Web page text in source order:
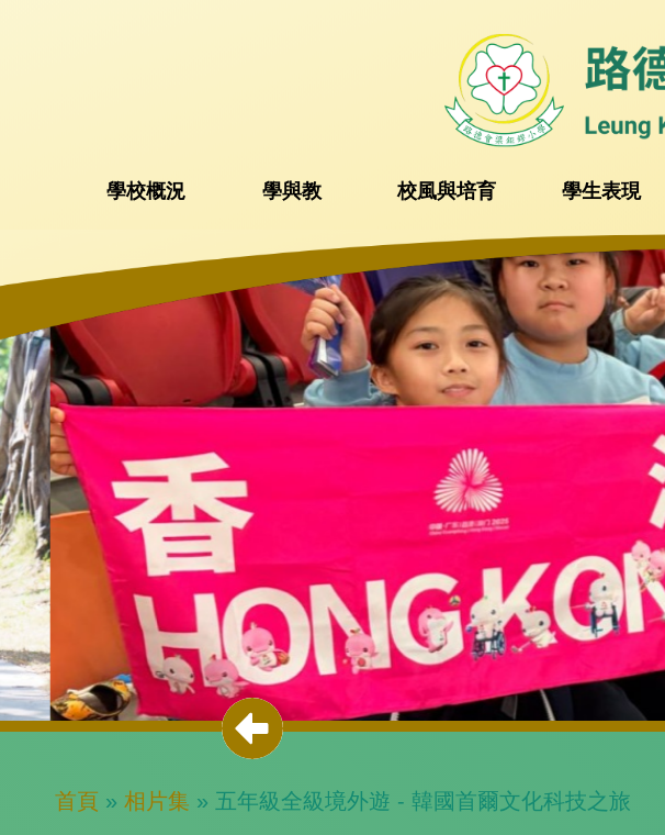
學校概況 學與教 校風與培育 學生表現
首頁 » 相片集 » 五年級全級境外遊 - 韓國首爾文化科技之旅